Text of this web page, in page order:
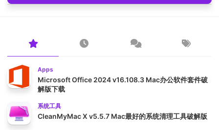
Apps
Microsoft Office 2024 v16.108.3 Mac办公软件套件破
解版下载
系统工具
CleanMyMac X v5.5.7 Mac最好的系统清理工具破解版